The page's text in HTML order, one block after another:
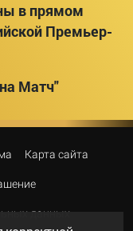
в прямом
Премьер-
Матч"
Карта сайта
данных